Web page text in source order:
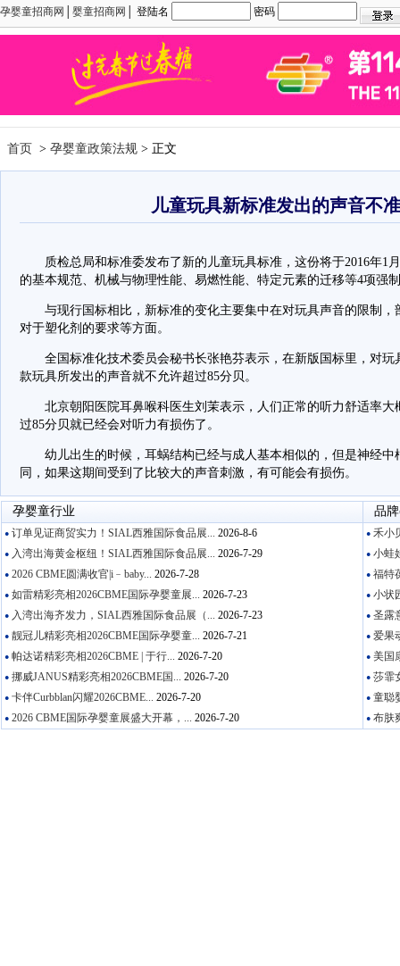
孕婴童招商网 婴童招商网 │ 登陆名 密码
首页 > 孕婴童政策法规 > 正文
儿童玩具新标准发出的声音不
质检总局和标准委发布了新的儿童玩具标准，这份将于2016年1
的基本规范、机械与物理性能、易燃性能、特定元素的迁移等4项强
与现行国标相比，新标准的变化主要集中在对玩具声音的限制，
对于塑化剂的要求等方面。
全国标准化技术委员会秘书长张艳芬表示，在新版国标里，对玩
款玩具所发出的声音就不允许超过85分贝。
北京朝阳医院耳鼻喉科医生刘茉表示，人们正常的听力舒适率大
过85分贝就已经会对听力有损伤了。
幼儿出生的时候，耳蜗结构已经与成人基本相似的，但是神经中
同，如果这期间受到了比较大的声音刺激，有可能会有损伤。
孕婴童行业 品牌
●订单见证商贸实力！SIAL西雅国际食品展... 2026-8-6
●入湾出海黄金枢纽！SIAL西雅国际食品展... 2026-7-29
●2026 CBME圆满收官|i﹣baby... 2026-7-28
●如雷精彩亮相2026CBME国际孕婴童展... 2026-7-23
●入湾出海齐发力，SIAL西雅国际食品展（... 2026-7-23
●靓冠儿精彩亮相2026CBME国际孕婴童... 2026-7-21
●帕达诺精彩亮相2026CBME | 于行... 2026-7-20
●挪威JANUS精彩亮相2026CBME国... 2026-7-20
●卡伴Curbblan闪耀2026CBME... 2026-7-20
●2026 CBME国际孕婴童展盛大开幕，... 2026-7-20
●禾小
●小蛙
●福特
●小状
●圣露
●爱果
●美国
●莎霏
●童聪
●布肤